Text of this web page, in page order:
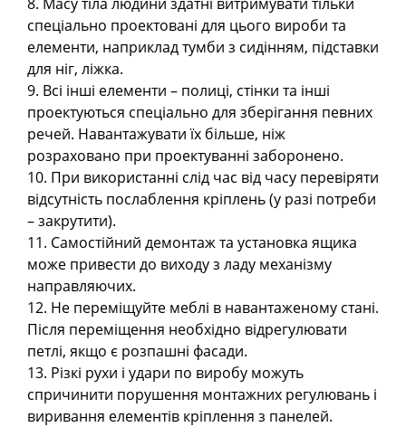
спеціально проектовані для цього вироби та
елементи, наприклад тумби з сидінням, підставки
для ніг, ліжка.
9. Всі інші елементи – полиці, стінки та інші
проектуються спеціально для зберігання певних
речей. Навантажувати їх більше, ніж
розраховано при проектуванні заборонено.
10. При використанні слід час від часу перевіряти
відсутність послаблення кріплень (у разі потреби
– закрутити).
11. Самостійний демонтаж та установка ящика
може привести до виходу з ладу механізму
направляючих.
12. Не переміщуйте меблі в навантаженому стані.
Після переміщення необхідно відрегулювати
петлі, якщо є розпашні фасади.
13. Різкі рухи і удари по виробу можуть
спричинити порушення монтажних регулювань і
виривання елементів кріплення з панелей.